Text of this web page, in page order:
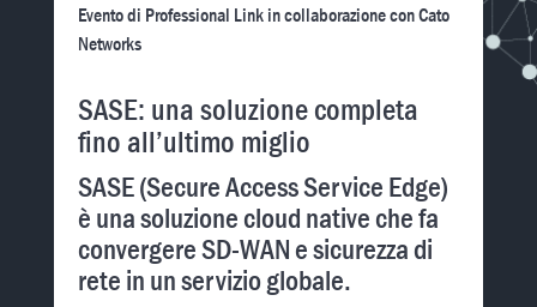
Evento di Professional Link in collaborazione con Cato
Networks
SASE: una soluzione completa
fino all’ultimo miglio
SASE (Secure Access Service Edge)
è una soluzione cloud native che fa
convergere SD-WAN e sicurezza di
rete in un servizio globale.